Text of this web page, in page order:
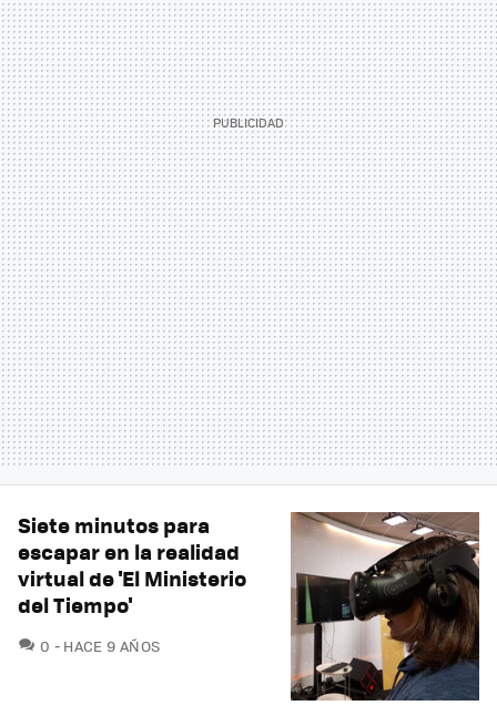
Siete minutos para
escapar en la realidad
virtual de 'El Ministerio
del Tiempo'
0 COMENTARIOS
HACE 9 AÑOS